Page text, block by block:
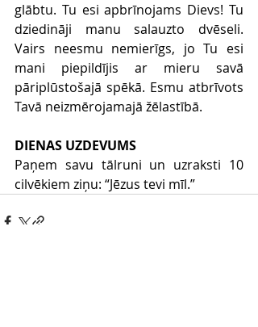
glābtu. Tu esi apbrīnojams Dievs! Tu
dziedināji manu salauzto dvēseli.
Vairs neesmu nemierīgs, jo Tu esi
mani piepildījis ar mieru savā
pāriplūstošajā spēkā. Esmu atbrīvots
Tavā neizmērojamajā žēlastībā.
DIENAS UZDEVUMS
Paņem savu tālruni un uzraksti 10
cilvēkiem ziņu: “Jēzus tevi mīl.”